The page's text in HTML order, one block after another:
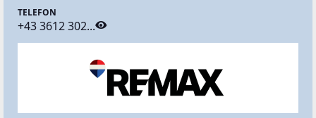
TELEFON
+43 3612 302...